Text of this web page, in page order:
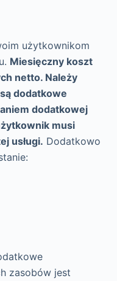
użytkownikom
Miesięczny koszt
netto. Należy
dodatkowe
dodatkowej
musi
usługi. Dodatkowo
zasobów jest